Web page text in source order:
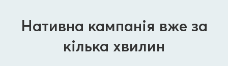
Нативна кампанія вже за
кілька хвилин